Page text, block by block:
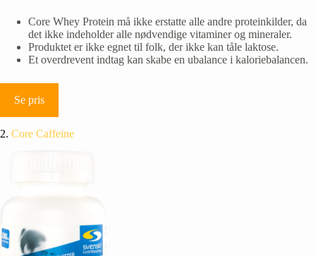
Core Whey Protein må ikke erstatte alle andre proteinkilder, da
det ikke indeholder alle nødvendige vitaminer og mineraler.
Produktet er ikke egnet til folk, der ikke kan tåle laktose.
Et overdrevent indtag kan skabe en ubalance i kaloriebalancen.
Se pris
2. Core Caffeine